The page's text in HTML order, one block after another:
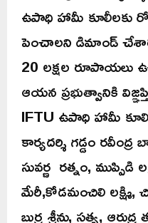
ఉపాధి హామీ కూలీలకు
పెంచాలని డిమాండ్
20 లక్షల రూపాయలు
ఆయన ప్రభుత్వానికి
IFTU ఉపాధి హామీ
కార్యదర్శి గడ్డం రవీంద్ర
సువర్ణ రత్నం,
మేరీ,కోడమంచిలి లక్ష్మి,
బుర్ర శ్రీను, సత్య,